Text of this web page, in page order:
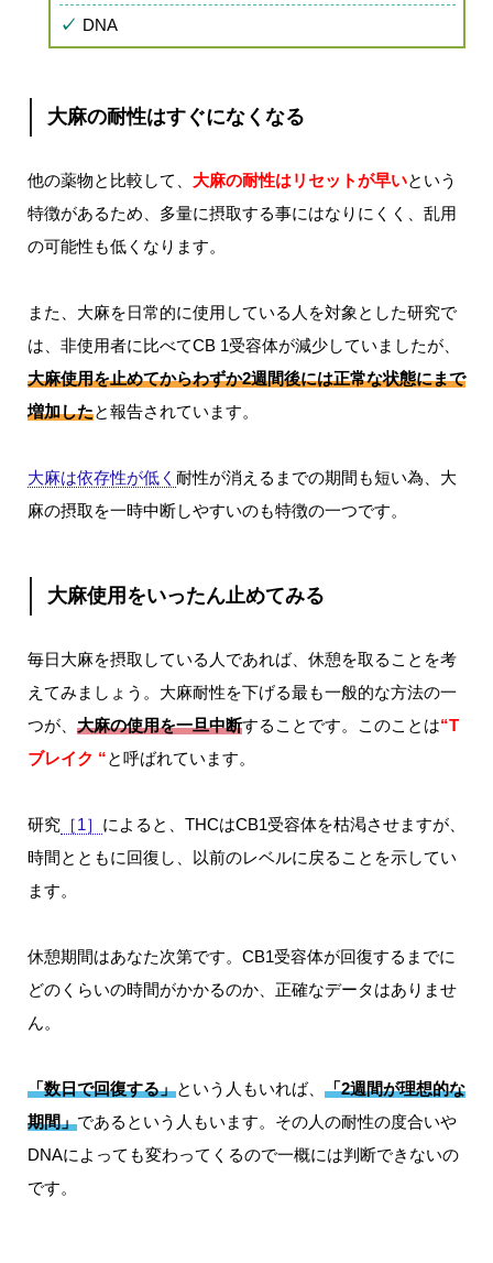
DNA
大麻の耐性はすぐになくなる
他の薬物と比較して、 大麻の耐性はリセットが早いという
特徴があるため、多量に摂取する事にはなりにくく、乱用
の可能性も低くなります。
また、大麻を日常的に使用している人を対象とした研究で
は、非使用者に比べてCB 1受容体が減少していましたが、
大麻使用を止めてからわずか2週間後には正常な状態にまで
増加したと報告されています。
大麻は依存性が低く 耐性が消えるまでの期間も短い為、大
麻の摂取を一時中断しやすいのも特徴の一つです。
大麻使用をいったん止めてみる
毎日大麻を摂取している人であれば、休憩を取ることを考
えてみましょう。大麻耐性を下げる最も一般的な方法の一
つが、 大麻の使用を一旦中断することです。このことは“T
ブレイク “と呼ばれています。
研究［1］ によると、THCはCB1受容体を枯渇させますが、
時間とともに回復し、以前のレベルに戻ることを示してい
ます。
休憩期間はあなた次第です。CB1受容体が回復するまでに
どのくらいの時間がかかるのか、正確なデータはありませ
ん。
「数日で回復する」という人もいれば、 「2週間が理想的な
期間」であるという人もいます。その人の耐性の度合いや
DNAによっても変わってくるので一概には判断できないの
です。